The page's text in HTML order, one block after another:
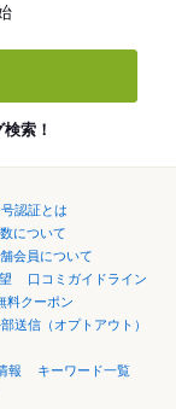
索！
認証とは
について
会員について
口コミガイドライン
料クーポン
送信（オプトアウト）
報
キーワード一覧